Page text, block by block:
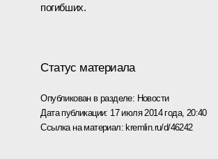
погибших.
Статус материала
Опубликован в разделе: Новости
Дата публикации: 17 июля 2014 года, 20:40
Ссылка на материал: kremlin.ru/d/46242